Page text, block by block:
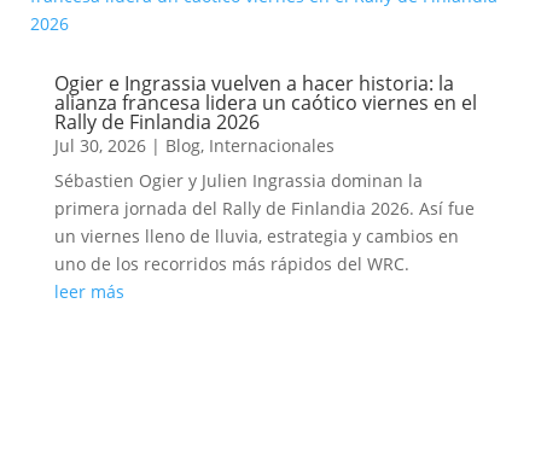
Ogier e Ingrassia vuelven a hacer historia: la
alianza francesa lidera un caótico viernes en el
Rally de Finlandia 2026
Jul 30, 2026| Blog, Internacionales
Sébastien Ogier y Julien Ingrassia dominan la
primera jornada del Rally de Finlandia 2026. Así fue
un viernes lleno de lluvia, estrategia y cambios en
uno de los recorridos más rápidos del WRC.
leer más